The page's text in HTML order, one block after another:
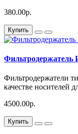
380.00р.
Купить
Фильтродержатель
Фильтродержатели
качестве носителей
4500.00р.
Купить